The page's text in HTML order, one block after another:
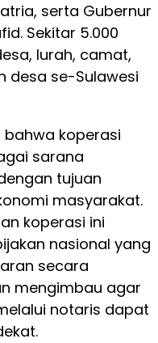
serta Gubernur
Sekitar 5.000
lurah, camat,
desa se-Sulawesi
bahwa koperasi
sarana
tujuan
masyarakat.
koperasi ini
nasional yang
secara
mengimbau agar
notaris dapat